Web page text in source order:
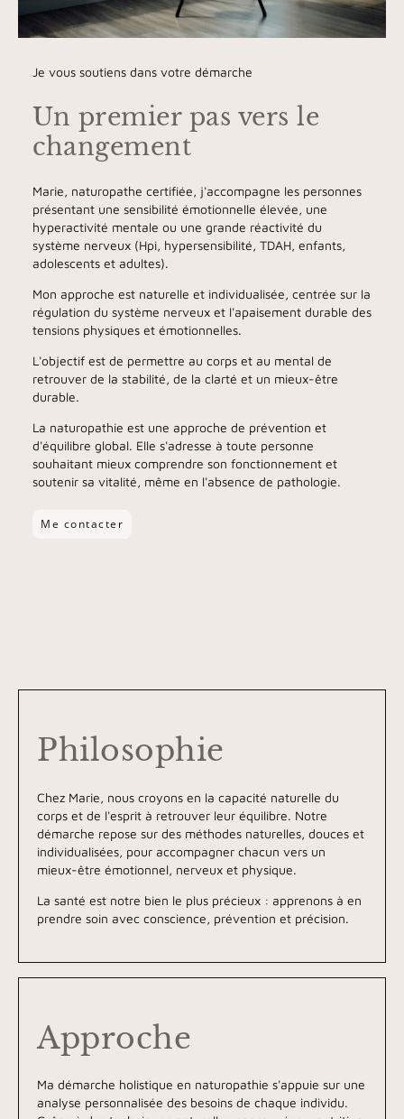
Je vous soutiens dans votre démarche
Un premier pas vers le
changement
Marie, naturopathe certifiée, j'accompagne les personnes
présentant une sensibilité émotionnelle élevée, une
hyperactivité mentale ou une grande réactivité du
système nerveux (Hpi, hypersensibilité, TDAH, enfants,
adolescents et adultes).
Mon approche est naturelle et individualisée, centrée sur la
régulation du système nerveux et l'apaisement durable des
tensions physiques et émotionnelles.
L'objectif est de permettre au corps et au mental de
retrouver de la stabilité, de la clarté et un mieux-être
durable.
La naturopathie est une approche de prévention et
d'équilibre global. Elle s'adresse à toute personne
souhaitant mieux comprendre son fonctionnement et
soutenir sa vitalité, même en l'absence de pathologie.
Me contacter
Philosophie
Chez Marie, nous croyons en la capacité naturelle du
corps et de l'esprit à retrouver leur équilibre. Notre
démarche repose sur des méthodes naturelles, douces et
individualisées, pour accompagner chacun vers un
mieux-être émotionnel, nerveux et physique.
La santé est notre bien le plus précieux : apprenons à en
prendre soin avec conscience, prévention et précision.
Approche
Ma démarche holistique en naturopathie s'appuie sur une
analyse personnalisée des besoins de chaque individu.